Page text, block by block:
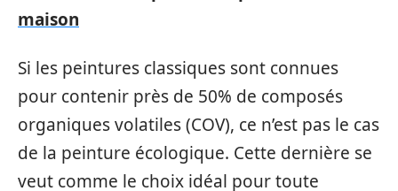
maison
Si les peintures classiques sont connues
pour contenir près de 50% de composés
organiques volatiles (COV), ce n’est pas le cas
de la peinture écologique. Cette dernière se
veut comme le choix idéal pour toute